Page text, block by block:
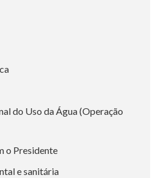
do Uso da Água (Operação
o Presidente
e sanitária